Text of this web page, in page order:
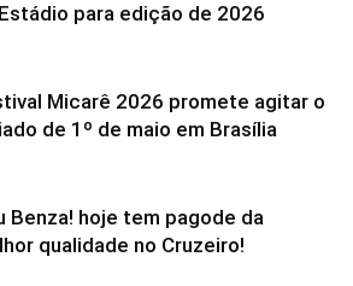
para edição de 2026
Micarê 2026 promete agitar o
de 1º de maio em Brasília
Benza! hoje tem pagode da
qualidade no Cruzeiro!